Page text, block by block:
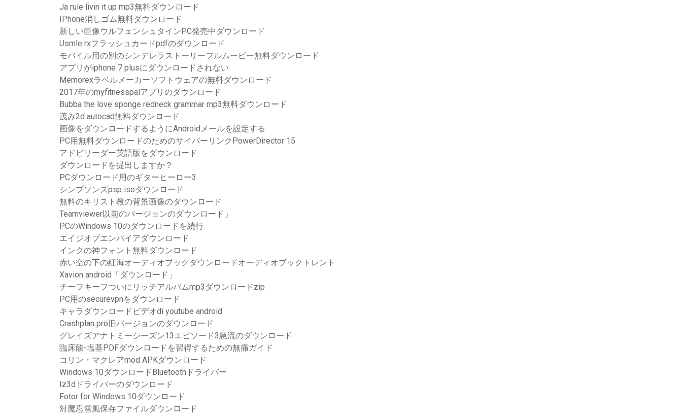
Ja rule livin it up mp3無料ダウンロード
IPhone消しゴム無料ダウンロード
新しい巨像ウルフェンシュタインPC発売中ダウンロード
Usmle rxフラッシュカードpdfのダウンロード
モバイル用の別のシンデレラストーリーフルムービー無料ダウンロード
アプリがiphone 7 plusにダウンロードされない
Memorexラベルメーカーソフトウェアの無料ダウンロード
2017年のmyfitnesspalアプリのダウンロード
Bubba the love sponge redneck grammar mp3無料ダウンロード
茂み2d autocad無料ダウンロード
画像をダウンロードするようにAndroidメールを設定する
PC用無料ダウンロードのためのサイバーリンクPowerDirector 15
アドビリーダー英語版をダウンロード
ダウンロードを提出しますか？
PCダウンロード用のギターヒーロー3
シンプソンズpsp isoダウンロード
無料のキリスト教の背景画像のダウンロード
Teamviewer以前のバージョンのダウンロード」
PCのWindows 10のダウンロードを続行
エイジオブエンパイアダウンロード
インクの神フォント無料ダウンロード
赤い空の下の紅海オーディオブックダウンロードオーディオブックトレント
Xavion android「ダウンロード」
チーフキーフついにリッチアルバムmp3ダウンロードzip
PC用のsecurevpnをダウンロード
キャラダウンロードビデオdi youtube android
Crashplan pro旧バージョンのダウンロード
グレイズアナトミーシーズン13エピソード3急流のダウンロード
臨床酸-塩基PDFダウンロードを習得するための無痛ガイド
コリン・マクレアmod APKダウンロード
Windows 10ダウンロードBluetoothドライバー
Iz3dドライバーのダウンロード
Fotor for Windows 10ダウンロード
対魔忍雪風保存ファイルダウンロード